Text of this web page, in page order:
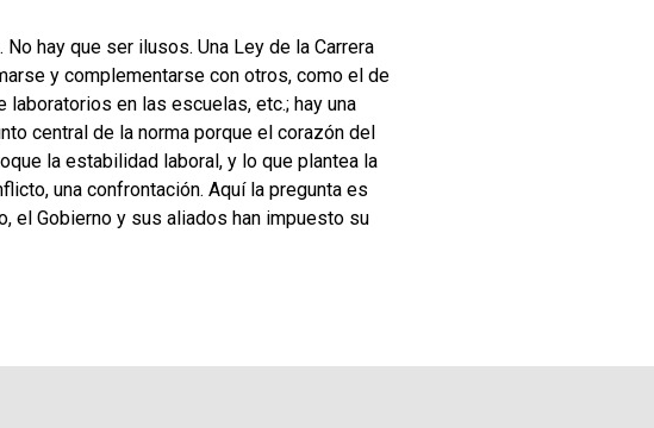
hay que ser ilusos. Una Ley de la Carrera
y complementarse con otros, como el de
en las escuelas, etc.; hay una
central de la norma porque el corazón del
la estabilidad laboral, y lo que plantea la
una confrontación. Aquí la pregunta es
el Gobierno y sus aliados han impuesto su